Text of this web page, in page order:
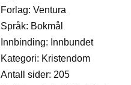
Forlag: Ventura
Språk: Bokmål
Innbinding: Innbundet
Kategori: Kristendom
Antall sider: 205